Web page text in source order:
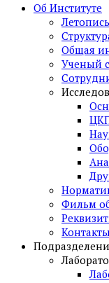
Об Институте
Общая
Ученый
Фильм
Контакты